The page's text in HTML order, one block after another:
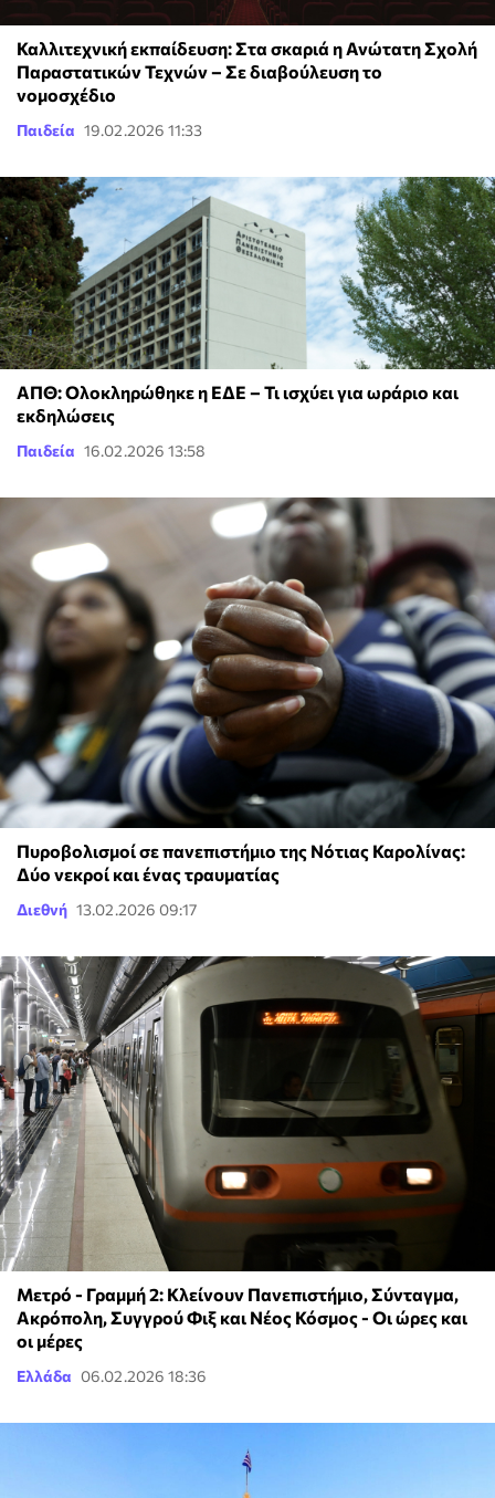
Καλλιτεχνική εκπαίδευση: Στα σκαριά η Ανώτατη Σχολή
Παραστατικών Τεχνών – Σε διαβούλευση το
νομοσχέδιο
Παιδεία 19.02.2026 11:33
ΑΠΘ: Ολοκληρώθηκε η ΕΔΕ – Τι ισχύει για ωράριο και
εκδηλώσεις
Παιδεία 16.02.2026 13:58
Πυροβολισμοί σε πανεπιστήμιο της Νότιας Καρολίνας:
Δύο νεκροί και ένας τραυματίας
Διεθνή 13.02.2026 09:17
Μετρό - Γραμμή 2: Κλείνουν Πανεπιστήμιο, Σύνταγμα,
Aκρόπολη, Συγγρού Φιξ και Νέος Κόσμος - Οι ώρες και
οι μέρες
Ελλάδα 06.02.2026 18:36